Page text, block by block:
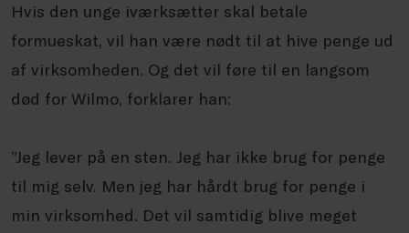
Hvis den unge iværksætter skal betale
formueskat, vil han være nødt til at hive penge ud
af virksomheden. Og det vil føre til en langsom
død for Wilmo, forklarer han:
”Jeg lever på en sten. Jeg har ikke brug for penge
til mig selv. Men jeg har hårdt brug for penge i
min virksomhed. Det vil samtidig blive meget